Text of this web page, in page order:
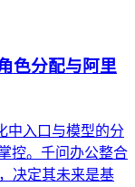
色分配与阿里
中入口与模型的分
控。千问办公整合
决定其未来是基